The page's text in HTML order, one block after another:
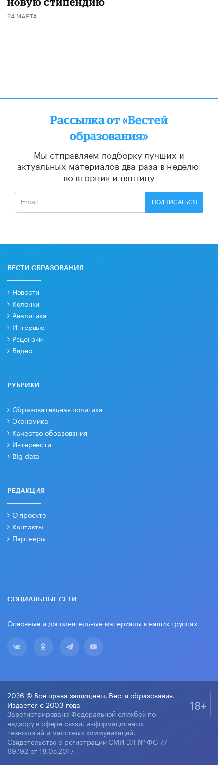
24 МАРТА
Рассылка от «Вестей
образования»
Мы отправляем подборку лучших и
актуальных материалов два раза в неделю:
во вторник и пятницу
ПОДПИСАТЬСЯ
ВЕСТИ ОБРАЗОВАНИЯ
Новости
Колонки
Аналитика
Интервью
Рецензии
Видео
РУБРИКИ
Образовательная политика
Экономика
Качество образования
Интервести
Big data
РЕДАКЦИЯ
О проекте
Контакты
Партнеры
СОЦИАЛЬНЫЕ СЕТИ
Основные и дополнительные материалы в наших группах
2026 © Все права защищены. Вести образования.
Издается с 2003 года
Зарегистрировано Федеральной службой по
надзору в сфере связи, информационных
технологий и массовых коммуникаций.
Свидетельство о регистрации СМИ ЭЛ № ФС 77-
69792 от 18.05.2017
18+